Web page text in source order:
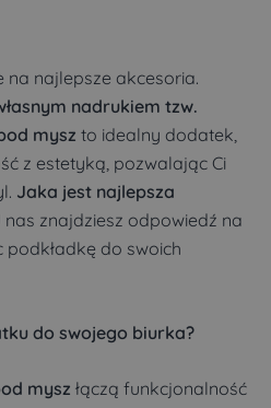
na najlepsze akcesoria.
nadrukiem tzw.
mysz to idealny dodatek,
z estetyką, pozwalając Ci
Jaka jest najlepsza
nas znajdziesz odpowiedź na
do swoich
do swojego biurka?
mysz łączą funkcjonalność